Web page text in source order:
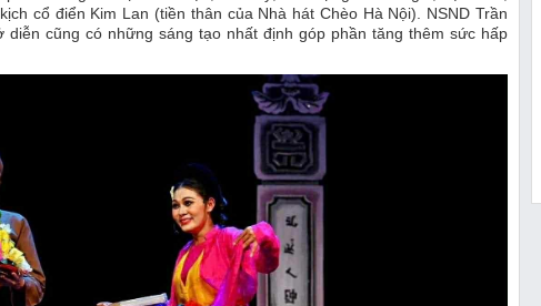
cổ điển Kim Lan (tiền thân của Nhà hát Chèo Hà Nội). NSND Trần
cũng có những sáng tạo nhất định góp phần tăng thêm sức hấp